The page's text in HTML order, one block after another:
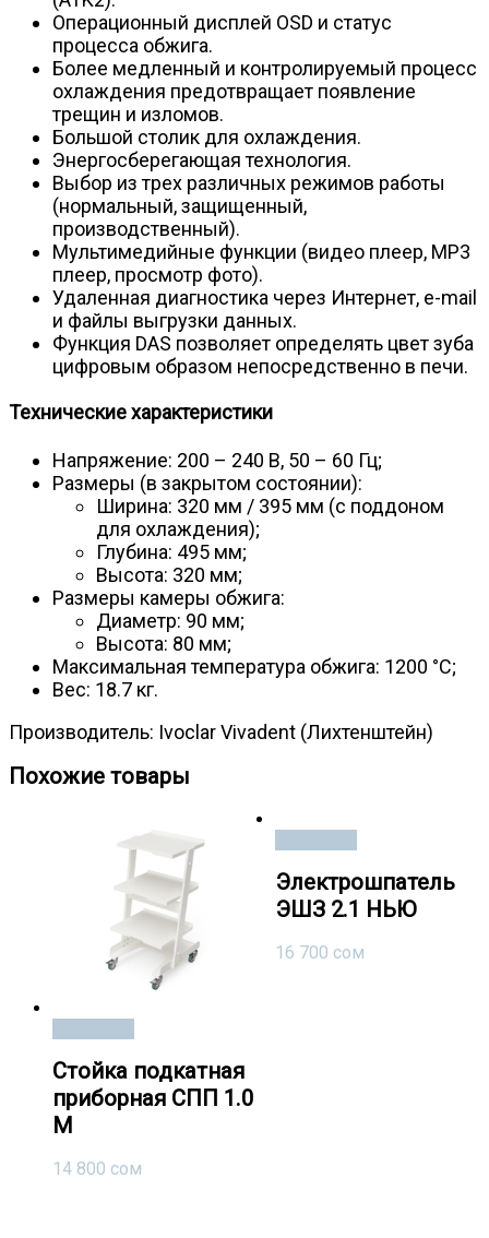
Операционный дисплей OSD и статус
процесса обжига.
Более медленный и контролируемый процесс
охлаждения предотвращает появление
трещин и изломов.
Большой столик для охлаждения.
Энергосберегающая технология.
Выбор из трех различных режимов работы
(нормальный, защищенный,
производственный).
Мультимедийные функции (видео плеер, MP3
плеер, просмотр фото).
Удаленная диагностика через Интернет, e-mail
и файлы выгрузки данных.
Функция DAS позволяет определять цвет зуба
цифровым образом непосредственно в печи.
Технические характеристики
Напряжение: 200 – 240 В, 50 – 60 Гц;
Размеры (в закрытом состоянии):
Ширина: 320 мм / 395 мм (с поддоном
для охлаждения);
Глубина: 495 мм;
Высота: 320 мм;
Размеры камеры обжига:
Диаметр: 90 мм;
Высота: 80 мм;
Максимальная температура обжига: 1200 °C;
Вес: 18.7 кг.
Производитель: Ivoclar Vivadent (Лихтенштейн)
Похожие товары
Стойка подкатная
приборная СПП 1.0
М
14 800 сом
Электрошпатель
ЭШЗ 2.1 НЬЮ
16 700 сом